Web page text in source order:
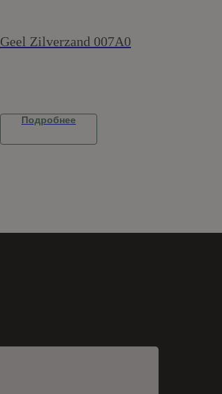
Geel Zilverzand 007A0
Подробнее